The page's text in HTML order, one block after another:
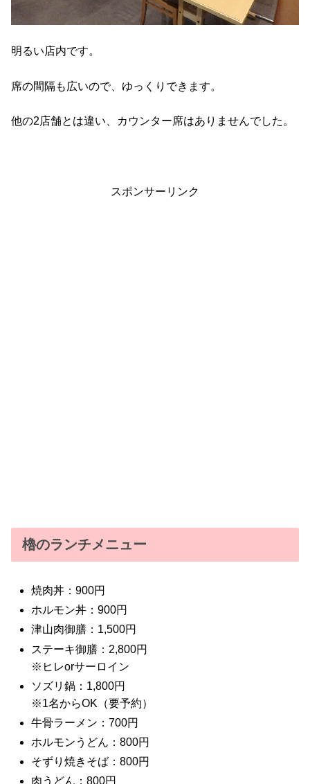
明るい店内です。
席の間隔も広いので、ゆっくりできます。
他の2店舗とは違い、カウンター席はありませんでした。
スポンサーリンク
櫓のランチメニュー
焼肉丼：900円
ホルモン丼：900円
津山肉御膳：1,500円
ステーキ御膳：2,800円
※ヒレorサーロイン
ソズリ鍋：1,800円
※1名からOK（要予約）
牛骨ラーメン：700円
ホルモンうどん：800円
そずり焼きそば：800円
肉うどん：800円